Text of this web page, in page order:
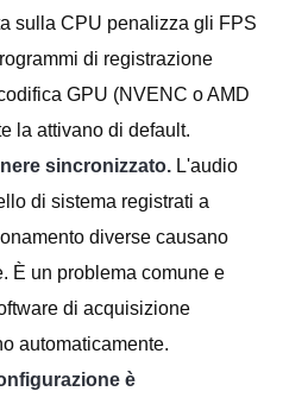
sulla CPU penalizza gli FPS
di registrazione
GPU (NVENC o AMD
la attivano di default.
sincronizzato. L'audio
di sistema registrati a
diverse causano
È un problema comune e
di acquisizione
automaticamente.
è